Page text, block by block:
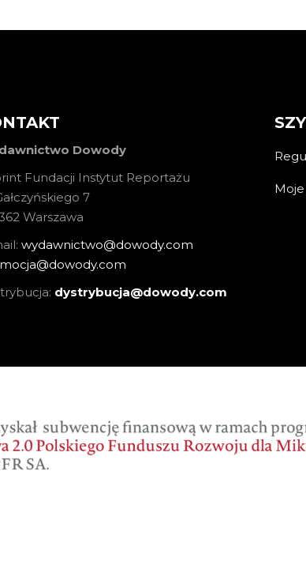
Dowody
Fundacji Instytut Reportażu
7
Warszawa
wydawnictwo@dowody.com
dystrybucja@dowody.com